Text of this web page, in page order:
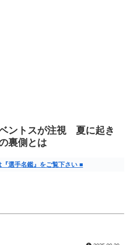
ントスが注視 夏に起き
裏側とは
選手名鑑』をご覧下さい ■